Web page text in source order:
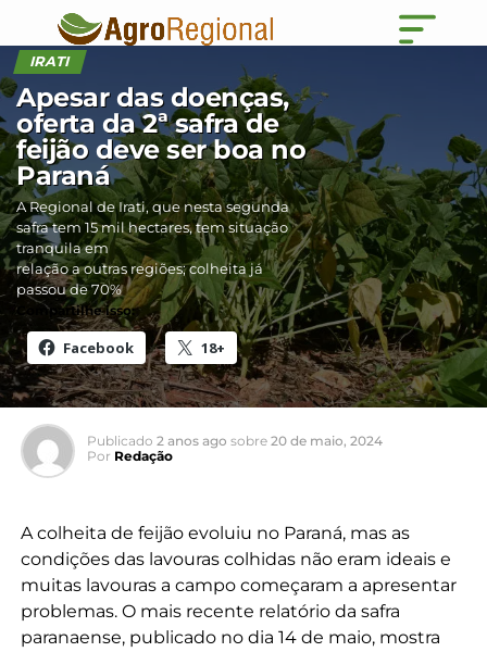
IRATI
Apesar das doenças,
oferta da 2ª safra de
feijão deve ser boa no
Paraná
A Regional de Irati, que nesta segunda
safra tem 15 mil hectares, tem situação
tranquila em
relação a outras regiões; colheita já
passou de 70%
Compartilhe isso:
Facebook 18+
Publicado 2 anos ago sobre 20 de maio, 2024
Por Redação
A colheita de feijão evoluiu no Paraná, mas as
condições das lavouras colhidas não eram ideais e
muitas lavouras a campo começaram a apresentar
problemas. O mais recente relatório da safra
paranaense, publicado no dia 14 de maio, mostra